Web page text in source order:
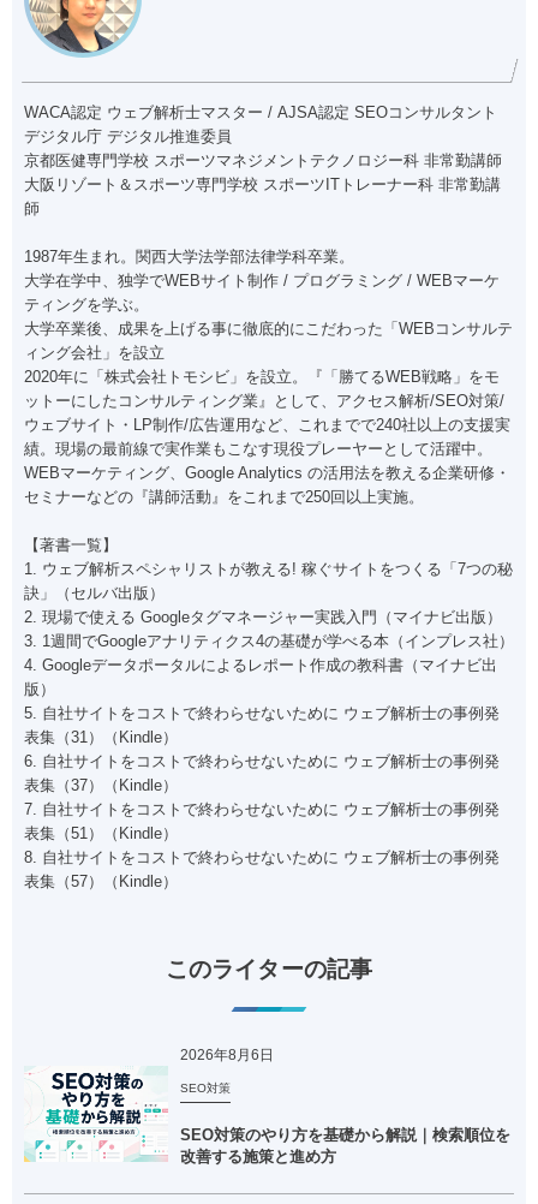
WACA認定 ウェブ解析士マスター / AJSA認定 SEOコンサルタント
デジタル庁 デジタル推進委員
京都医健専門学校 スポーツマネジメントテクノロジー科 非常勤講師
大阪リゾート＆スポーツ専門学校 スポーツITトレーナー科 非常勤講
師
1987年生まれ。関西大学法学部法律学科卒業。
大学在学中、独学でWEBサイト制作 / プログラミング / WEBマーケ
ティングを学ぶ。
大学卒業後、成果を上げる事に徹底的にこだわった「WEBコンサルテ
ィング会社」を設立
2020年に「株式会社トモシビ」を設立。『「勝てるWEB戦略」をモ
ットーにしたコンサルティング業』として、アクセス解析/SEO対策/
ウェブサイト・LP制作/広告運用など、これまでで240社以上の支援実
績。現場の最前線で実作業もこなす現役プレーヤーとして活躍中。
WEBマーケティング、Google Analytics の活用法を教える企業研修・
セミナーなどの『講師活動』をこれまで250回以上実施。
【著書一覧】
1. ウェブ解析スペシャリストが教える! 稼ぐサイトをつくる「7つの秘
訣」（セルバ出版）
2. 現場で使える Googleタグマネージャー実践入門（マイナビ出版）
3. 1週間でGoogleアナリティクス4の基礎が学べる本（インプレス社）
4. Googleデータポータルによるレポート作成の教科書（マイナビ出
版）
5. 自社サイトをコストで終わらせないために ウェブ解析士の事例発
表集（31）（Kindle）
6. 自社サイトをコストで終わらせないために ウェブ解析士の事例発
表集（37）（Kindle）
7. 自社サイトをコストで終わらせないために ウェブ解析士の事例発
表集（51）（Kindle）
8. 自社サイトをコストで終わらせないために ウェブ解析士の事例発
表集（57）（Kindle）
このライターの記事
2026年8月6日
SEO対策
SEO対策のやり方を基礎から解説｜検索順位を
改善する施策と進め方